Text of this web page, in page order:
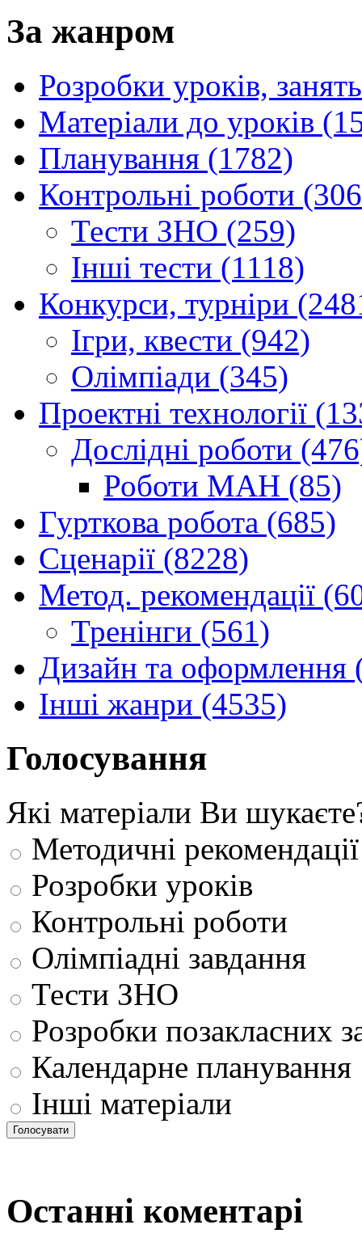
За жанром
Розробки уроків,
Матеріали до уроків
Планування (1782)
Контрольні роботи
Тести ЗНО (259)
Інші тести (1118)
Конкурси, турніри
Ігри, квести (942)
Олімпіади (345)
Проектні технології
Дослідні роботи
Роботи МАН (85)
Гурткова робота (685)
Сценарії (8228)
Метод. рекомендації
Тренінги (561)
Дизайн та оформлення
Інші жанри (4535)
Голосування
Які матеріали Ви
Методичні рекомендації
Розробки уроків
Контрольні роботи
Олімпіадні завдання
Тести ЗНО
Розробки позакласних
Календарне планування
Інші матеріали
Останні коментарі